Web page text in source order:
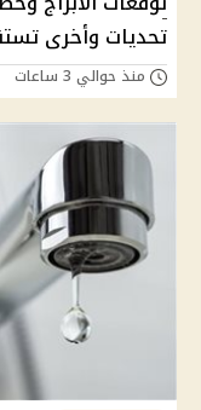
تحديات وأخرى
منذ حوالي 3 ساعات